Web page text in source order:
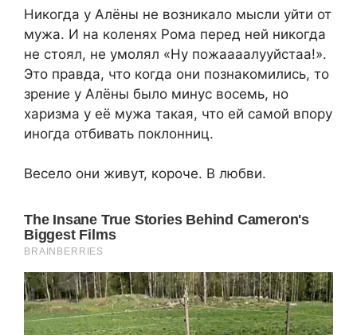
Никогда у Алёны не возникало мысли уйти от
мужа. И на коленях Рома перед ней никогда
не стоял, не умолял «Ну пожаааалууйстаа!».
Это правда, что когда они познакомились, то
зрение у Алёны было минус восемь, но
харизма у её мужа такая, что ей самой впору
иногда отбивать поклонниц.
Весело они живут, короче. В любви.